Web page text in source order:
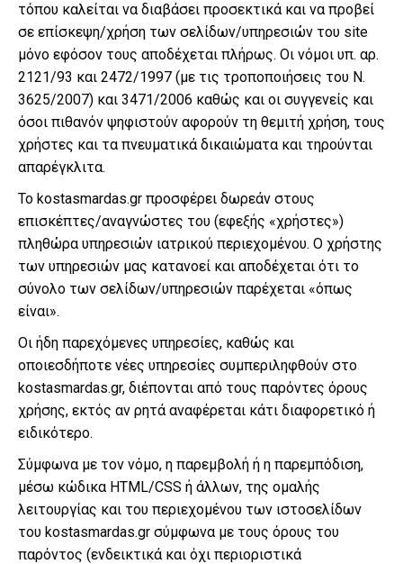
τόπου καλείται να διαβάσει προσεκτικά και να προβεί
σε επίσκεψη/χρήση των σελίδων/υπηρεσιών του site
μόνο εφόσον τους αποδέχεται πλήρως. Οι νόμοι υπ. αρ.
2121/93 και 2472/1997 (με τις τροποποιήσεις του Ν.
3625/2007) και 3471/2006 καθώς και οι συγγενείς και
όσοι πιθανόν ψηφιστούν αφορούν τη θεμιτή χρήση, τους
χρήστες και τα πνευματικά δικαιώματα και τηρούνται
απαρέγκλιτα.
Το kostasmardas.gr προσφέρει δωρεάν στους
επισκέπτες/αναγνώστες του (εφεξής «χρήστες»)
πληθώρα υπηρεσιών ιατρικού περιεχομένου. Ο χρήστης
των υπηρεσιών μας κατανοεί και αποδέχεται ότι το
σύνολο των σελίδων/υπηρεσιών παρέχεται «όπως
είναι».
Οι ήδη παρεχόμενες υπηρεσίες, καθώς και
οποιεσδήποτε νέες υπηρεσίες συμπεριληφθούν στο
kostasmardas.gr, διέπονται από τους παρόντες όρους
χρήσης, εκτός αν ρητά αναφέρεται κάτι διαφορετικό ή
ειδικότερο.
Σύμφωνα με τον νόμο, η παρεμβολή ή η παρεμπόδιση,
μέσω κώδικα HTML/CSS ή άλλων, της ομαλής
λειτουργίας και του περιεχομένου των ιστοσελίδων
του kostasmardas.gr σύμφωνα με τους όρους του
παρόντος (ενδεικτικά και όχι περιοριστικά